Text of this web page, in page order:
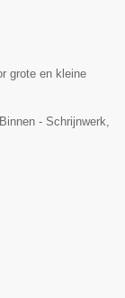
grote en kleine
- Schrijnwerk,